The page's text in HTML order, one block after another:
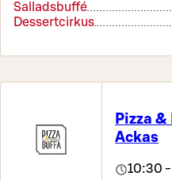
Salladsbuffé
Dessertcirkus
Pizza
Ackas
10:30